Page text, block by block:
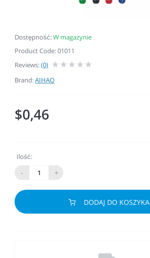
Dostępność:W magazynie
Product Code: 01011
Reviews:(0)
Brand:AIHAO
$0,46
Ilość:
-
+
DODAJ DO KOSZYKA